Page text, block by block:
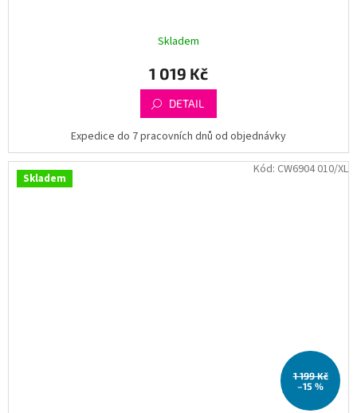
Skladem
1 019 Kč
DETAIL
Expedice do 7 pracovních dnů od objednávky
Skladem
1 199 Kč
–15 %
Kód: CW6904 010/XL